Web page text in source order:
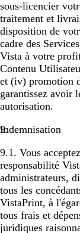
sous-licencier
traitement et
disposition de
cadre des
Vista à votre
Contenu
et (iv) promotion
garantissez avoir
autorisation.
Indemnisation
9.1. Vous
responsabilité
administrateurs,
tous les
VistaPrint, à
tous frais et
juridiques